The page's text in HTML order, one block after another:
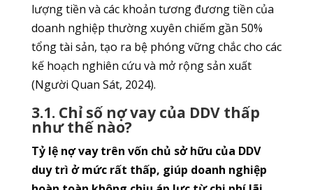
lượng tiền và các khoản tương đương tiền của
doanh nghiệp thường xuyên chiếm gần 50%
tổng tài sản, tạo ra bệ phóng vững chắc cho các
kế hoạch nghiên cứu và mở rộng sản xuất
(Người Quan Sát, 2024).
3.1. Chỉ số nợ vay của DDV thấp
như thế nào?
Tỷ lệ nợ vay trên vốn chủ sở hữu của DDV
duy trì ở mức rất thấp, giúp doanh nghiệp